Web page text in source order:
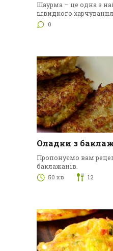
Шаурма – це одна з
швидкого харчування
0
Оладки з
Пропонуємо вам
баклажанів.
50 хв 12